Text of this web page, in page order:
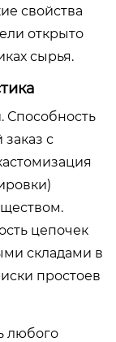
свойства
открыто
сырья.
Способность
с
цепочек
складами в
простоев
любого